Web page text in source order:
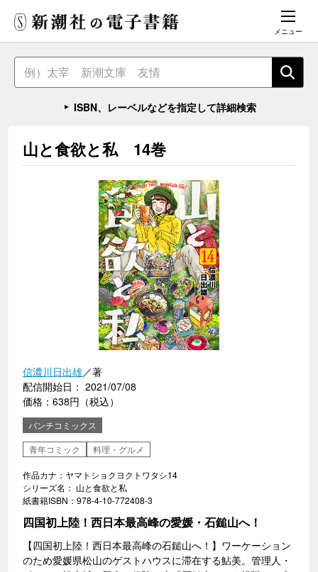
メニュー
ISBN、レーベルなどを指定して詳細検索
山と食欲と私 14巻
信濃川日出雄／著
配信開始日： 2021/07/08
価格：638円（税込）
バンチコミックス
青年コミック
料理・グルメ
作品カナ：ヤマトショクヨクトワタシ14
シリーズ名： 山と食欲と私
紙書籍ISBN：978-4-10-772408-3
四国初上陸！西日本最高峰の愛媛・石鎚山へ！
【四国初上陸！西日本最高峰の石鎚山へ！】ワーケーション
のため愛媛県松山のゲストハウスに滞在する鮎美。管理人・